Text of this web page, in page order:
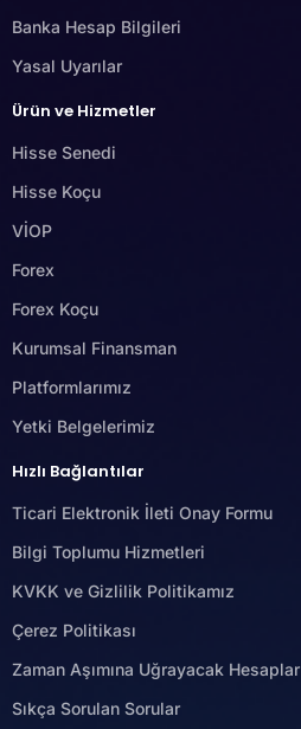
Banka Hesap Bilgileri
Yasal Uyarılar
Ürün ve Hizmetler
Hisse Senedi
Hisse Koçu
VİOP
Forex
Forex Koçu
Kurumsal Finansman
Platformlarımız
Yetki Belgelerimiz
Hızlı Bağlantılar
Ticari Elektronik İleti Onay Formu
Bilgi Toplumu Hizmetleri
KVKK ve Gizlilik Politikamız
Çerez Politikası
Zaman Aşımına Uğrayacak Hesaplar
Sıkça Sorulan Sorular